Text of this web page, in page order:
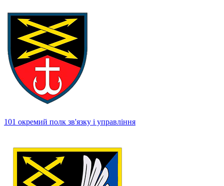
101 окремий полк зв'язку і управління